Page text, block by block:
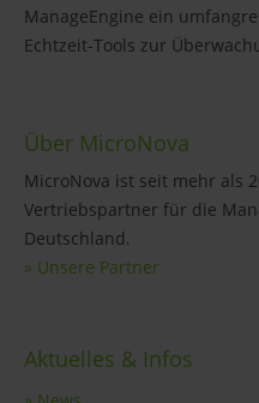
ManageEngine ein
Echtzeit-Tools zur
Über MicroNova
MicroNova ist seit mehr als
Vertriebspartner für die
Deutschland.
» Unsere Partner
Aktuelles & Infos